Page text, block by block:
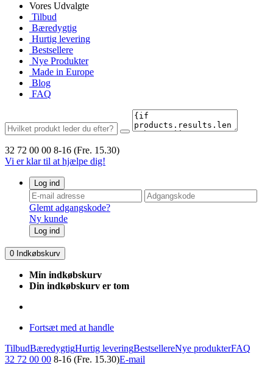
Vores Udvalgte
Tilbud
Bæredygtig
Hurtig levering
Bestsellere
Nye Produkter
Made in Europe
Blog
FAQ
32 72 00 00 8-16 (Fre. 15.30)
Vi er klar til at hjælpe dig!
Log ind
Glemt adgangskode?
Ny kunde
Log ind
0 Indkøbskurv
Min indkøbskurv
Din indkøbskurv er tom
Fortsæt med at handle
TilbudBæredygtigHurtig leveringBestsellereNye produkterFAQ
32 72 00 00 8-16 (Fre. 15.30)E-mail